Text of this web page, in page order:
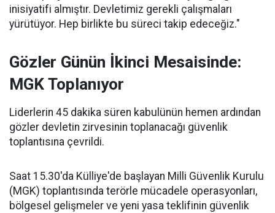
inisiyatifi almıştır. Devletimiz gerekli çalışmaları
yürütüyor. Hep birlikte bu süreci takip edeceğiz."
Gözler Günün İkinci Mesaisinde:
MGK Toplanıyor
Liderlerin 45 dakika süren kabulünün hemen ardından
gözler devletin zirvesinin toplanacağı güvenlik
toplantısına çevrildi.
Saat 15.30'da Külliye'de başlayan Milli Güvenlik Kurulu
(MGK) toplantısında terörle mücadele operasyonları,
bölgesel gelişmeler ve yeni yasa teklifinin güvenlik